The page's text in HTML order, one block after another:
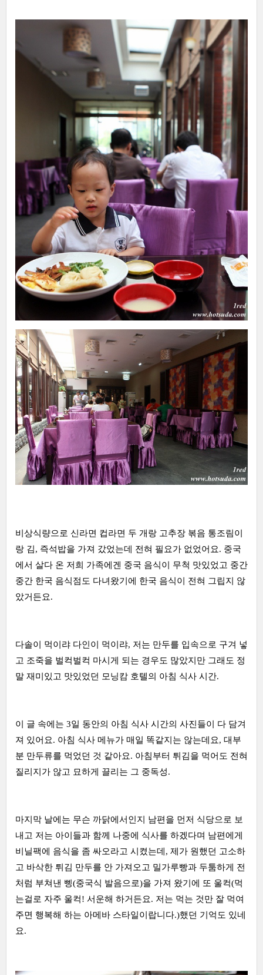
비상식량으로 신라면 컵라면 두 개랑 고추장 볶음 통조림이
랑 김, 즉석밥을 가져 갔었는데 전혀 필요가 없었어요. 중국
에서 살다 온 저희 가족에겐 중국 음식이 무척 맛있었고 중간
중간 한국 음식점도 다녀왔기에 한국 음식이 전혀 그립지 않
았거든요.
다솔이 먹이랴 다인이 먹이랴, 저는 만두를 입속으로 구겨 넣
고 조죽을 벌컥벌컥 마시게 되는 경우도 많았지만 그래도 정
말 재미있고 맛있었던 모닝캄 호텔의 아침 식사 시간.
이 글 속에는 3일 동안의 아침 식사 시간의 사진들이 다 담겨
져 있어요. 아침 식사 메뉴가 매일 똑같지는 않는데요, 대부
분 만두류를 먹었던 것 같아요. 아침부터 튀김을 먹어도 전혀
질리지가 않고 묘하게 끌리는 그 중독성.
마지막 날에는 무슨 까닭에서인지 남편을 먼저 식당으로 보
내고 저는 아이들과 함께 나중에 식사를 하겠다며 남편에게
비닐팩에 음식을 좀 싸오라고 시켰는데, 제가 원했던 고소하
고 바삭한 튀김 만두를 안 가져오고 밀가루빵과 두툼하게 전
처럼 부쳐낸 삥(중국식 발음으로)을 가져 왔기에 또 울컥(먹
는걸로 자주 울컥! 서운해 하거든요. 저는 먹는 것만 잘 먹여
주면 행복해 하는 아메바 스타일이랍니다.)했던 기억도 있네
요.